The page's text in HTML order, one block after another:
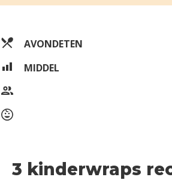
AVONDETEN
MIDDEL
3 kinderwraps